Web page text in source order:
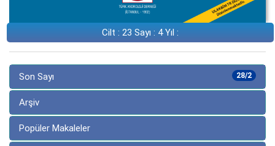
Cilt : 23 Sayı : 4 Yıl :
28/2
Son Sayı
Arşiv
Popüler Makaleler